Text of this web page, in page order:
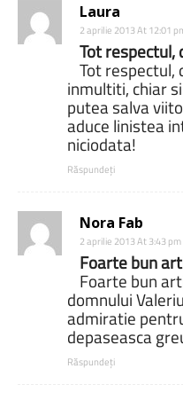
Laura
2 aprilie 2013 At 12:01
Tot respectul,
Tot respectul,
inmultiti, chiar
putea salva
aduce linistea
niciodata!
Răspundeți
Nora Fab
2 aprilie 2013 At 3:43 pm
Foarte bun
Foarte bun
domnului
admiratie
depaseasca
Răspundeți